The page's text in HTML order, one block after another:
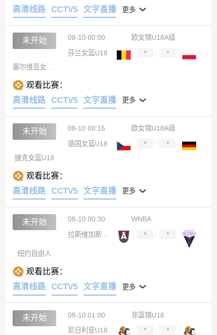
高清线路
CCTV5 文字直播 更多
未开始 08-10 00:00
欧女锦U18A级
芬兰女篮U18
* :
*
观看比赛：
高清线路
CCTV5 文字直播 更多
未开始 08-10 00:15
欧女锦U18A级
德国女篮U18
* :
*
捷克女篮U18
观看比赛：
高清线路
CCTV5 文字直播 更多
未开始 08-10 00:30
WNBA
拉斯维加斯王牌
* : *
纽约自由人
观看比赛：
高清线路
CCTV5 文字直播 更多
未开始 08-10 01:00
非篮锦U18
尼日利亚U18
* :
*